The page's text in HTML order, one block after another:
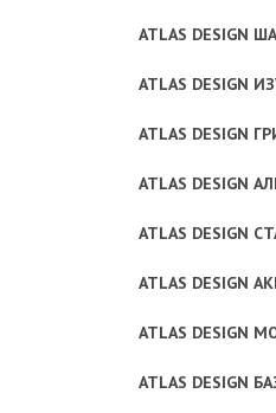
ATLAS DESIGN
ATLAS DESIGN
ATLAS DESIGN
ATLAS DESIGN
ATLAS DESIGN
ATLAS DESIGN
ATLAS DESIGN
ATLAS DESIGN